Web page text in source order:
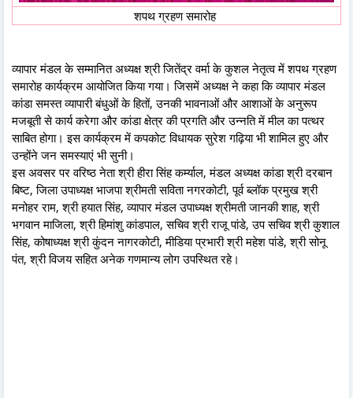
शपथ ग्रहण समारोह
व्यापार मंडल के सम्मानित अध्यक्ष श्री जितेंद्र वर्मा के कुशल नेतृत्व में शपथ ग्रहण
समारोह कार्यक्रम आयोजित किया गया। जिसमें अध्यक्ष ने कहा कि व्यापार मंडल
कांडा समस्त व्यापारी बंधुओं के हितों, उनकी भावनाओं और आशाओं के अनुरूप
मजबूती से कार्य करेगा और कांडा क्षेत्र की प्रगति और उन्नति में मील का पत्थर
साबित होगा। इस कार्यक्रम में कपकोट विधायक सुरेश गढ़िया भी शामिल हुए और
उन्होंने जन समस्याएं भी सुनी।
इस अवसर पर वरिष्ठ नेता श्री हीरा सिंह कर्म्याल, मंडल अध्यक्ष कांडा श्री दरबान
बिष्ट, जिला उपाध्यक्ष भाजपा श्रीमती सविता नगरकोटी, पूर्व ब्लॉक प्रमुख श्री
मनोहर राम, श्री हयात सिंह, व्यापार मंडल उपाध्यक्ष श्रीमती जानकी शाह, श्री
भगवान माजिला, श्री हिमांशु कांडपाल, सचिव श्री राजू पांडे, उप सचिव श्री कुशाल
सिंह, कोषाध्यक्ष श्री कुंदन नागरकोटी, मीडिया प्रभारी श्री महेश पांडे, श्री सोनू
पंत, श्री विजय सहित अनेक गणमान्य लोग उपस्थित रहे।